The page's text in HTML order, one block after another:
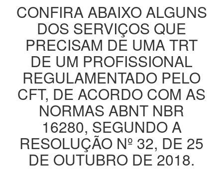
CONFIRA ABAIXO ALGUNS
DOS SERVIÇOS QUE
PRECISAM DE UMA TRT
DE UM PROFISSIONAL
REGULAMENTADO PELO
CFT, DE ACORDO COM AS
NORMAS ABNT NBR
16280, SEGUNDO A
RESOLUÇÃO Nº 32, DE 25
DE OUTUBRO DE 2018.